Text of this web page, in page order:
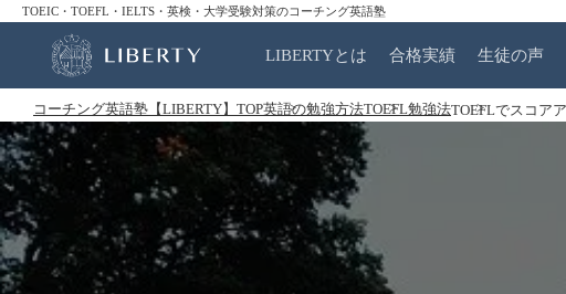
TOEIC・TOEFL・IELTS・英検・大学受験対策のコーチング英語塾
LIBERTYとは 合格実績 生徒の声
コーチング英語塾【LIBERTY】TOP英語の勉強方法TOEFL勉強法TOEFLでスコア